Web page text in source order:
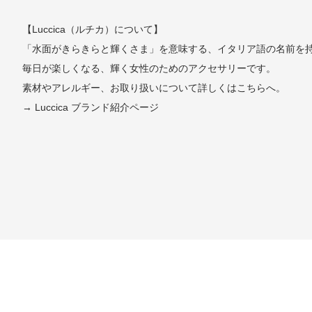
【Luccica（ルチカ）について】
「水面がきらきらと輝くさま」を意味する、イタリア語の名前を
毎日が楽しくなる、輝く女性のためのアクセサリーです。
素材やアレルギー、お取り扱いについて詳しくはこちらへ。
→ Luccica ブランド紹介ページ